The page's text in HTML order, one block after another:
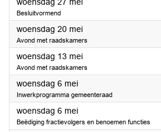
Besluitvormend
woensdag 20 mei2026
Avond met raadskamers
woensdag 13 mei2026
Avond met raadskamers
woensdag 6 mei2026
Inwerkprogramma gemeenteraad
woensdag 6 mei2026
Beëdiging fractievolgers en benoemen functies